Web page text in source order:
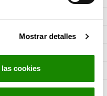
Mostrar detalles
cookies